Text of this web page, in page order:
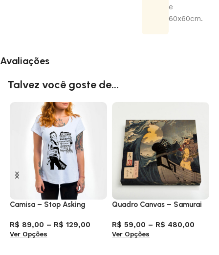
e
60x60cm.
Avaliações
Talvez você goste de...
Camisa – Stop Asking
R$ 89,00 – R$ 129,00
Ver Opções
Quadro Canvas – Samurai
R$ 59,00 – R$ 480,00
Ver Opções